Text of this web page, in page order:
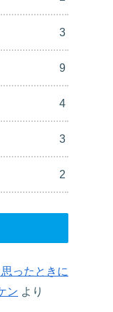
3
9
4
3
2
ったときに
ン より